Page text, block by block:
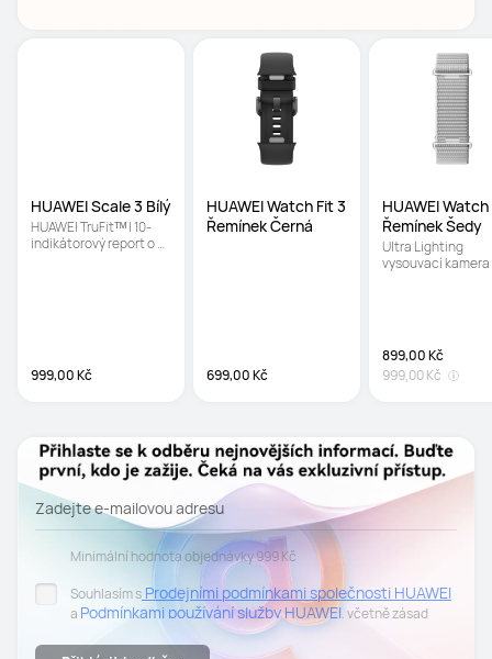
HUAWEI Scale 3 Bílý
HUAWEI TruFitᵀᴹ | 10-
indikátorový report o
999,00 Kč
HUAWEI Watch Fit 3
Řemínek Černá
699,00 Kč
HUAWEI
Řemínek Šedy
Ultra Lighting
vysouvací kamera
899,00 Kč
999,00 Kč
Zadejte e-mailovou adresu
Minimální hodnota objednávky 999 Kč
Souhlasím s Prodejními podmínkami společnosti HUAWEI
a Podmínkami používání služby HUAWEI, včetně zásad
zpracování osobních údajů uvedených vZásadách ochrany
osobních údajů.